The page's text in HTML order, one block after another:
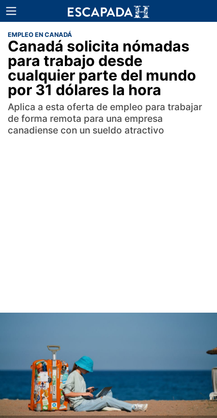
EMPLEO EN CANADÁ
Canadá solicita nómadas
para trabajo desde
cualquier parte del mundo
por 31 dólares la hora
Aplica a esta oferta de empleo para trabajar
de forma remota para una empresa
canadiense con un sueldo atractivo